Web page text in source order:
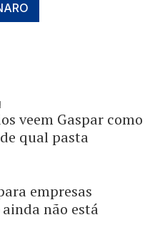
veem Gaspar como
qual pasta
empresas
não está